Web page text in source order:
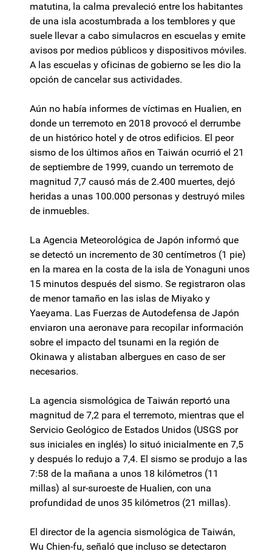
matutina, la calma prevaleció entre los habitantes
de una isla acostumbrada a los temblores y que
suele llevar a cabo simulacros en escuelas y emite
avisos por medios públicos y dispositivos móviles.
A las escuelas y oficinas de gobierno se les dio la
opción de cancelar sus actividades.
Aún no había informes de víctimas en Hualien, en
donde un terremoto en 2018 provocó el derrumbe
de un histórico hotel y de otros edificios. El peor
sismo de los últimos años en Taiwán ocurrió el 21
de septiembre de 1999, cuando un terremoto de
magnitud 7,7 causó más de 2.400 muertes, dejó
heridas a unas 100.000 personas y destruyó miles
de inmuebles.
La Agencia Meteorológica de Japón informó que
se detectó un incremento de 30 centímetros (1 pie)
en la marea en la costa de la isla de Yonaguni unos
15 minutos después del sismo. Se registraron olas
de menor tamaño en las islas de Miyako y
Yaeyama. Las Fuerzas de Autodefensa de Japón
enviaron una aeronave para recopilar información
sobre el impacto del tsunami en la región de
Okinawa y alistaban albergues en caso de ser
necesarios.
La agencia sismológica de Taiwán reportó una
magnitud de 7,2 para el terremoto, mientras que el
Servicio Geológico de Estados Unidos (USGS por
sus iniciales en inglés) lo situó inicialmente en 7,5
y después lo redujo a 7,4. El sismo se produjo a las
7:58 de la mañana a unos 18 kilómetros (11
millas) al sur-suroeste de Hualien, con una
profundidad de unos 35 kilómetros (21 millas).
El director de la agencia sismológica de Taiwán,
Wu Chien-fu, señaló que incluso se detectaron